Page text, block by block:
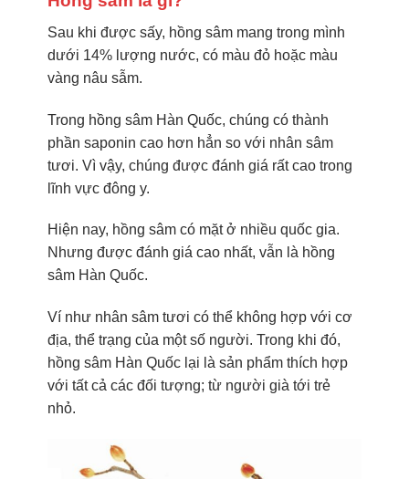
Sau khi được sấy, hồng sâm mang trong mình
dưới 14% lượng nước, có màu đỏ hoặc màu
vàng nâu sẫm.
Trong hồng sâm Hàn Quốc, chúng có thành
phần saponin cao hơn hẳn so với nhân sâm
tươi. Vì vậy, chúng được đánh giá rất cao trong
lĩnh vực đông y.
Hiện nay, hồng sâm có mặt ở nhiều quốc gia.
Nhưng được đánh giá cao nhất, vẫn là hồng
sâm Hàn Quốc.
Ví như nhân sâm tươi có thể không hợp với cơ
địa, thể trạng của một số người. Trong khi đó,
hồng sâm Hàn Quốc lại là sản phẩm thích hợp
với tất cả các đối tượng; từ người già tới trẻ
nhỏ.